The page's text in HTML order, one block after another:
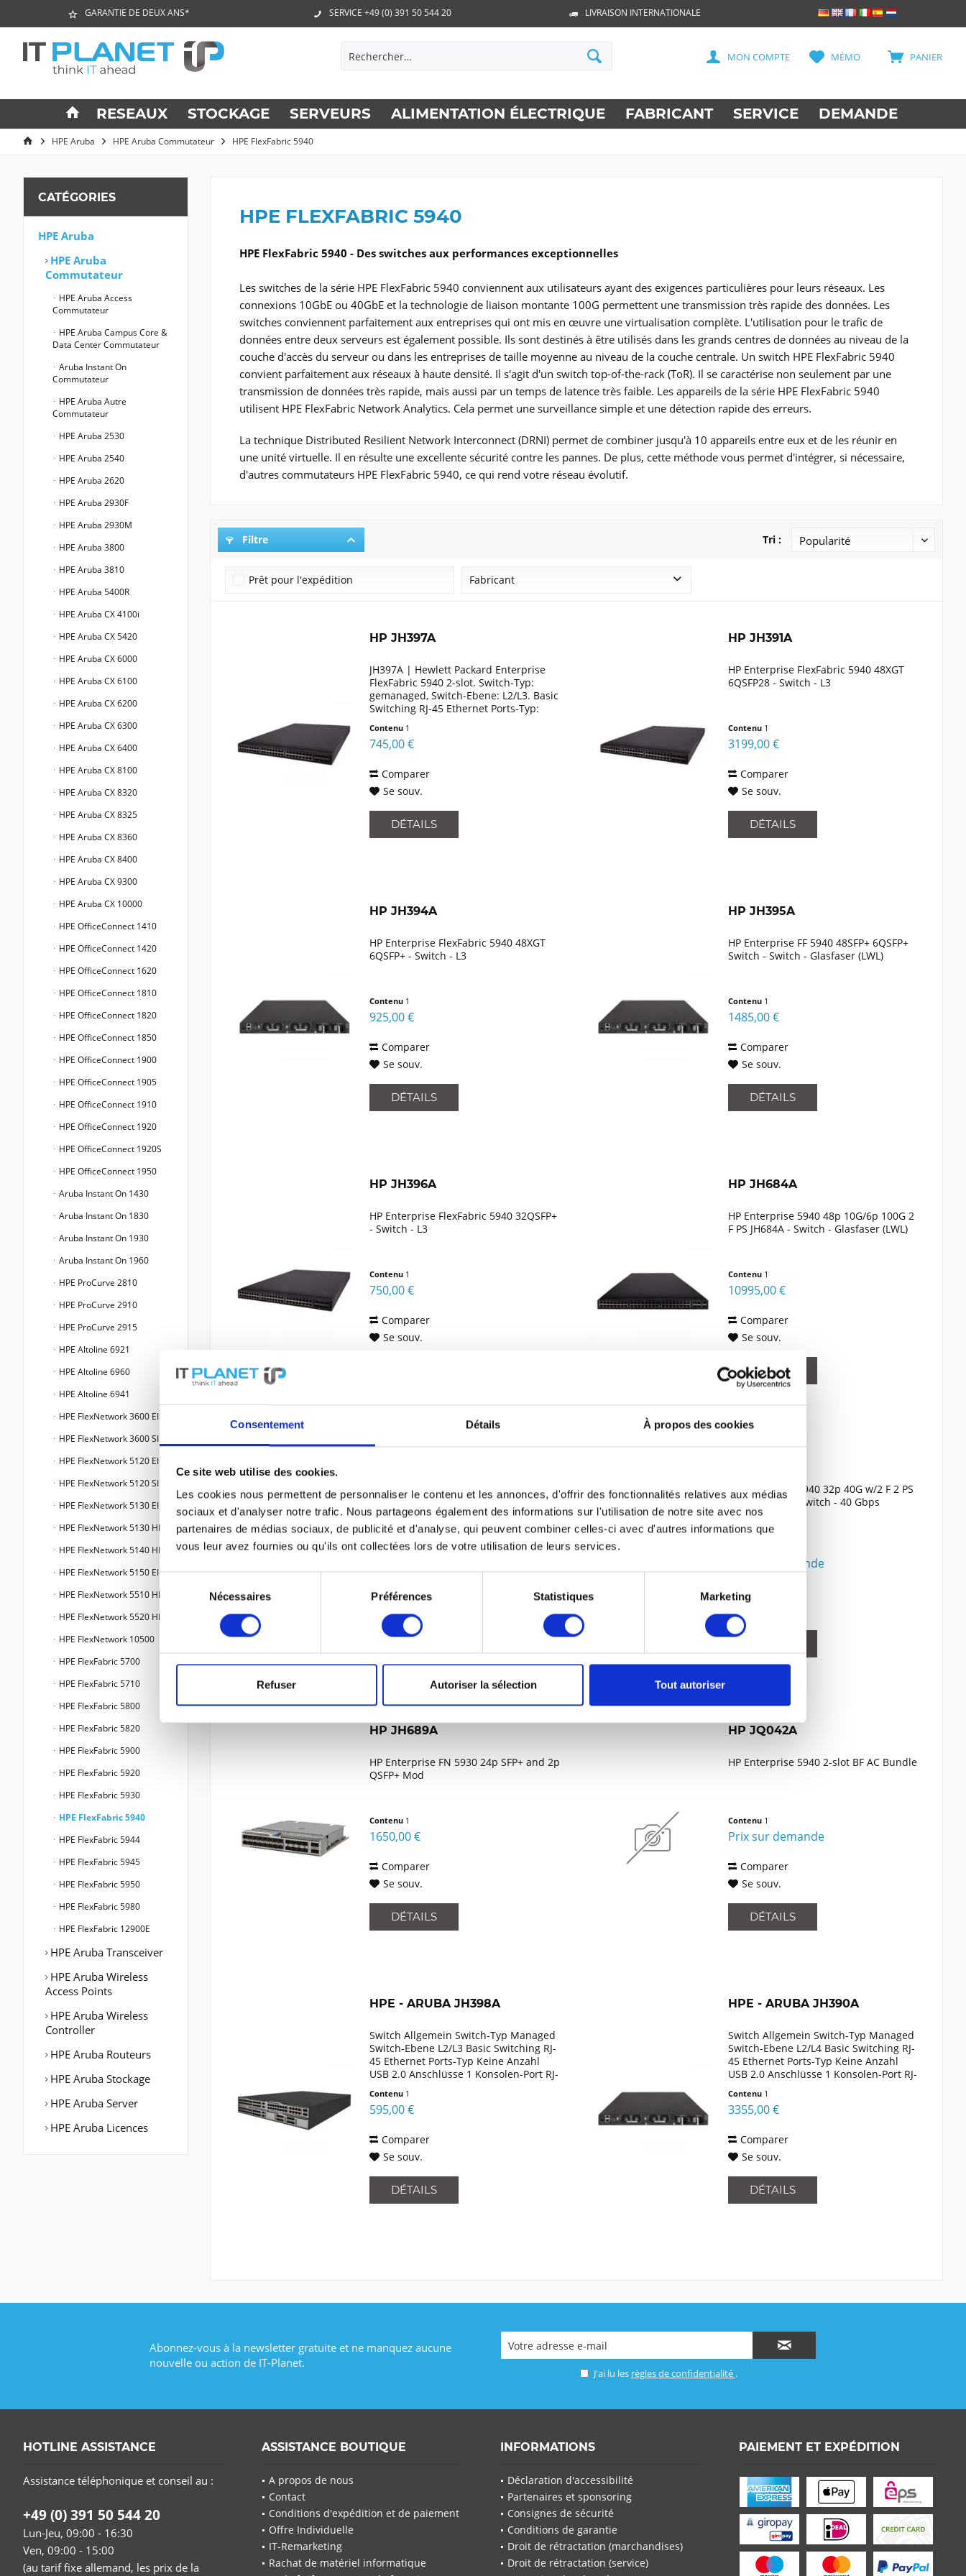
Consentement Détails À propos des cookies
Ce site web utilise des cookies.
Les cookies nous permettent de personnaliser le contenu et les annonces, d'offrir des fonctionnalités relatives aux médias
sociaux et d'analyser notre trafic. Nous partageons également des informations sur l'utilisation de notre site avec nos
partenaires de médias sociaux, de publicité et d'analyse, qui peuvent combiner celles-ci avec d'autres informations que
vous leur avez fournies ou qu'ils ont collectées lors de votre utilisation de leurs services.
du
consentement
Nécessaires Préférences Statistiques Marketing
Refuser Autoriser la sélection Tout autoriser
GARANTIE DE DEUX ANS* SERVICE +49 (0) 391 50 544 20 LIVRAISON INTERNATIONALE
PANIER
MÉMO
MON COMPTE
RESEAUX STOCKAGE SERVEURS ALIMENTATION ÉLECTRIQUE FABRICANT SERVICE DEMANDE
HPE Aruba HPE Aruba Commutateur HPE FlexFabric 5940
CATÉGORIES
HPE Aruba
HPE Aruba
Commutateur
HPE Aruba Access
Commutateur
HPE Aruba Campus Core &
Data Center Commutateur
Aruba Instant On
Commutateur
HPE Aruba Autre
Commutateur
HPE Aruba 2530
HPE Aruba 2540
HPE Aruba 2620
HPE Aruba 2930F
HPE Aruba 2930M
HPE Aruba 3800
HPE Aruba 3810
HPE Aruba 5400R
HPE Aruba CX 4100i
HPE Aruba CX 5420
HPE Aruba CX 6000
HPE Aruba CX 6100
HPE Aruba CX 6200
HPE Aruba CX 6300
HPE Aruba CX 6400
HPE Aruba CX 8100
HPE Aruba CX 8320
HPE Aruba CX 8325
HPE Aruba CX 8360
HPE Aruba CX 8400
HPE Aruba CX 9300
HPE Aruba CX 10000
HPE OfficeConnect 1410
HPE OfficeConnect 1420
HPE OfficeConnect 1620
HPE OfficeConnect 1810
HPE OfficeConnect 1820
HPE OfficeConnect 1850
HPE OfficeConnect 1900
HPE OfficeConnect 1905
HPE OfficeConnect 1910
HPE OfficeConnect 1920
HPE OfficeConnect 1920S
HPE OfficeConnect 1950
Aruba Instant On 1430
Aruba Instant On 1830
Aruba Instant On 1930
Aruba Instant On 1960
HPE ProCurve 2810
HPE ProCurve 2910
HPE ProCurve 2915
HPE Altoline 6921
HPE Altoline 6960
HPE Altoline 6941
HPE FlexNetwork 3600 EI
HPE FlexNetwork 3600 SI
HPE FlexNetwork 5120 EI
HPE FlexNetwork 5120 SI
HPE FlexNetwork 5130 EI
HPE FlexNetwork 5130 HI
HPE FlexNetwork 5140 HI
HPE FlexNetwork 5150 EI
HPE FlexNetwork 5510 HI
HPE FlexNetwork 5520 HI
HPE FlexNetwork 10500
HPE FlexFabric 5700
HPE FlexFabric 5710
HPE FlexFabric 5800
HPE FlexFabric 5820
HPE FlexFabric 5900
HPE FlexFabric 5920
HPE FlexFabric 5930
HPE FlexFabric 5940
HPE FlexFabric 5944
HPE FlexFabric 5945
HPE FlexFabric 5950
HPE FlexFabric 5980
HPE FlexFabric 12900E
HPE Aruba Transceiver
HPE Aruba Wireless
Access Points
HPE Aruba Wireless
Controller
HPE Aruba Routeurs
HPE Aruba Stockage
HPE Aruba Server
HPE Aruba Licences
HPE FLEXFABRIC 5940
HPE FlexFabric 5940 - Des switches aux performances exceptionnelles
Les switches de la série HPE FlexFabric 5940 conviennent aux utilisateurs ayant des exigences particulières pour leurs réseaux. Les
connexions 10GbE ou 40GbE et la technologie de liaison montante 100G permettent une transmission très rapide des données. Les
switches conviennent parfaitement aux entreprises qui ont mis en œuvre une virtualisation complète. L'utilisation pour le trafic de
données entre deux serveurs est également possible. Ils sont destinés à être utilisés dans les grands centres de données au niveau de la
couche d'accès du serveur ou dans les entreprises de taille moyenne au niveau de la couche centrale. Un switch HPE FlexFabric 5940
convient parfaitement aux réseaux à haute densité. Il s'agit d'un switch top-of-the-rack (ToR). Il se caractérise non seulement par une
transmission de données très rapide, mais aussi par un temps de latence très faible. Les appareils de la série HPE FlexFabric 5940
utilisent HPE FlexFabric Network Analytics. Cela permet une surveillance simple et une détection rapide des erreurs.
La technique Distributed Resilient Network Interconnect (DRNI) permet de combiner jusqu'à 10 appareils entre eux et de les réunir en
une unité virtuelle. Il en résulte une excellente sécurité contre les pannes. De plus, cette méthode vous permet d'intégrer, si nécessaire,
d'autres commutateurs HPE FlexFabric 5940, ce qui rend votre réseau évolutif.
Filtre Tri :
Prêt pour l'expédition Fabricant
HP JH397A
JH397A | Hewlett Packard Enterprise
FlexFabric 5940 2-slot. Switch-Typ:
gemanaged, Switch-Ebene: L2/L3. Basic
Switching RJ-45 Ethernet Ports-Typ:
Konsolen-Port: RJ-45/Mini-USB. MAC-
Adressentabelle:...
Contenu 1
745,00 €
Comparer
Se souv.
DÉTAILS
HP JH391A
HP Enterprise FlexFabric 5940 48XGT
6QSFP28 - Switch - L3
Contenu 1
3199,00 €
Comparer
Se souv.
DÉTAILS
HP JH394A
HP Enterprise FlexFabric 5940 48XGT
6QSFP+ - Switch - L3
Contenu 1
925,00 €
Comparer
Se souv.
DÉTAILS
HP JH395A
HP Enterprise FF 5940 48SFP+ 6QSFP+
Switch - Switch - Glasfaser (LWL)
Contenu 1
1485,00 €
Comparer
Se souv.
DÉTAILS
HP JH396A
HP Enterprise FlexFabric 5940 32QSFP+
- Switch - L3
Contenu 1
750,00 €
Comparer
Se souv.
HP JH684A
HP Enterprise 5940 48p 10G/6p 100G 2
F PS JH684A - Switch - Glasfaser (LWL)
Contenu 1
10995,00 €
Comparer
Se souv.
DÉTAILS
HP Enterprise 5940 48p 10GBT/6p 100G
2 F PS - Switch - 10 Gbps
Contenu1
Comparer
Se souv.
HP Enterprise 5940 32p 40G w/2 F 2 PS
Swch JH686A - Switch - 40 Gbps
Prix sur demande
Comparer
HP JH689A
HP Enterprise FN 5930 24p SFP+ and 2p
QSFP+ Mod
Contenu 1
1650,00 €
Comparer
Se souv.
DÉTAILS
HP JQ042A
HP Enterprise 5940 2-slot BF AC Bundle
Contenu 1
Prix sur demande
Comparer
Se souv.
DÉTAILS
HPE - ARUBA JH398A
Switch Allgemein Switch-Typ Managed
Switch-Ebene L2/L3 Basic Switching RJ-
45 Ethernet Ports-Typ Keine Anzahl
USB 2.0 Anschlüsse 1 Konsolen-Port RJ-
288000 Eintragungen
Routing-/Switching-Kapazität 1440...
Contenu 1
595,00 €
Comparer
Se souv.
DÉTAILS
HPE - ARUBA JH390A
Switch Allgemein Switch-Typ Managed
Switch-Ebene L2/L4 Basic Switching RJ-
45 Ethernet Ports-Typ Keine Anzahl
USB 2.0 Anschlüsse 1 Konsolen-Port RJ-
288000 Eintragungen
Routing-/Switching-Kapazität 2160...
Contenu 1
3355,00 €
Comparer
Se souv.
DÉTAILS
Abonnez-vous à la newsletter gratuite et ne manquez aucune
nouvelle ou action de IT-Planet.
J'ai lu les règles de confidentialité .
HOTLINE ASSISTANCE
Assistance téléphonique et conseil au :
+49 (0) 391 50 544 20
Lun-Jeu, 09:00 - 16:30
Ven, 09:00 - 15:00
(au tarif fixe allemand, les prix de la
ASSISTANCE BOUTIQUE
A propos de nous
Contact
Conditions d'expédition et de paiement
Offre Individuelle
IT-Remarketing
Rachat de matériel informatique
INFORMATIONS
Déclaration d'accessibilité
Partenaires et sponsoring
Consignes de sécurité
Conditions de garantie
Droit de rétractation (marchandises)
Droit de rétractation (service)
PAIEMENT ET EXPÉDITION